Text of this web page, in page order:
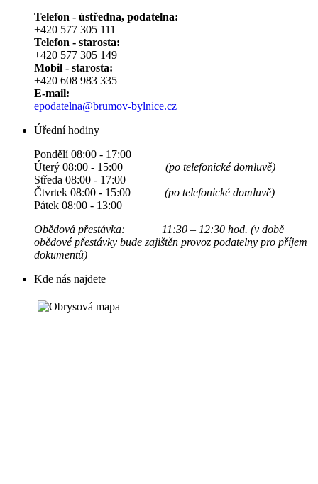
Telefon - ústředna, podatelna:
+420 577 305 111
Telefon - starosta:
+420 577 305 149
Mobil - starosta:
+420 608 983 335
E-mail:
epodatelna@brumov-bylnice.cz
Úřední hodiny
Pondělí 08:00 - 17:00
Úterý 08:00 - 15:00 (po telefonické domluvě)
Středa 08:00 - 17:00
Čtvrtek 08:00 - 15:00 (po telefonické domluvě)
Pátek 08:00 - 13:00
Obědová přestávka: 11:30 – 12:30 hod. (v době
obědové přestávky bude zajištěn provoz podatelny pro příjem
dokumentů)
Kde nás najdete